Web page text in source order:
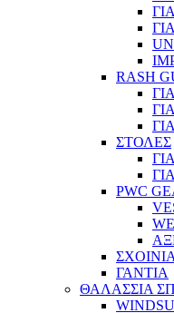
RASH
ΣΤΟΛΕΣ
PWC
ΓΑΝΤΙΑ
ΘΑΛΑΣΣΙΑ